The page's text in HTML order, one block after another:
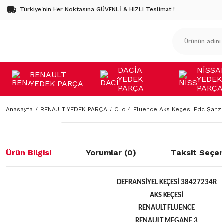
Türkiye'nin Her Noktasına GÜVENLİ & HIZLI Teslimat !
RENAULT
YEDEK PARÇA
DACİA
YEDEK
PARÇA
YEDEK
PARÇA
Anasayfa RENAULT YEDEK PARÇA Clio 4 Fluence Aks Keçesi Edc
Ürün Bilgisi Yorumlar (0) Taksit
DEFRANSİYEL KEÇESİ 38427234R
AKS KEÇESİ
RENAULT FLUENCE